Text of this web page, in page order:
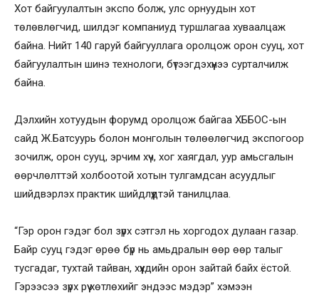
Хот байгуулалтын экспо болж, улс орнуудын хот
төлөвлөгчид, шилдэг компаниуд туршлагаа хуваалцаж
байна. Нийт 140 гаруй байгууллага оролцож орон сууц, хот
байгуулалтын шинэ технологи, бүтээгдэхүүнээ сурталчилж
байна.
Дэлхийн хотуудын форумд оролцож байгаа ХББОС-ын
сайд Ж.Батсуурь болон монголын төлөөлөгчид экспогоор
зочилж, орон сууц, эрчим хүч, хог хаягдал, уур амьсгалын
өөрчлөлттэй холбоотой хотын тулгамдсан асуудлыг
шийдвэрлэх практик шийдлүүдтэй танилцлаа.
“Гэр орон гэдэг бол зүрх сэтгэл нь хоргодох дулаан газар.
Байр сууц гэдэг өрөө бүр нь амьдралын өөр өөр талыг
тусгадаг, тухтай тайван, хүүхдийн орон зайтай байх ёстой.
Гэрээсээ зүрх рүү хөтлөхийг эндээс мэдэр” хэмээн